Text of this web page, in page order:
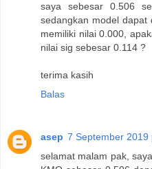
saya sebesar 0.506
sedangkan model dapat
memiliki nilai 0.000,
nilai sig sebesar 0.114 ?
terima kasih
Balas
asep 7 September 2019
selamat malam pak,